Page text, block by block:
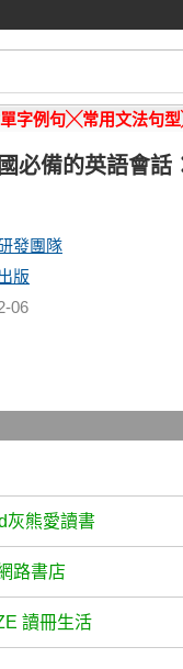
字例句╳常用文法句
必備的英語會
發團隊
版
06
灰熊愛讀書
路書店
讀冊生活